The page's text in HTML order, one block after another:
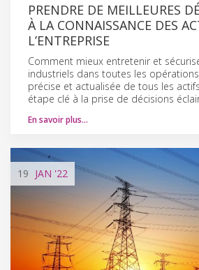
PRENDRE DE MEILLEURES
À LA CONNAISSANCE DES
L’ENTREPRISE
Comment mieux entretenir et
industriels dans toutes les
précise et actualisée de tous les
étape clé à la prise de décisions
En savoir plus…
19 JAN '22